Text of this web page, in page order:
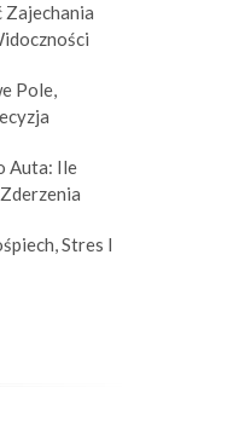
Zajechania
Pole,
Auta: Ile
Stres I